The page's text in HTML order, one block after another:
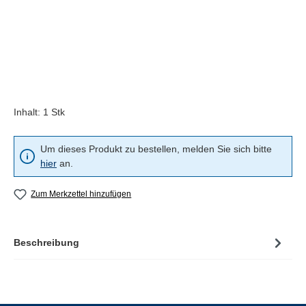
Inhalt: 1 Stk
Um dieses Produkt zu bestellen, melden Sie sich bitte
hier an.
Zum Merkzettel hinzufügen
Beschreibung